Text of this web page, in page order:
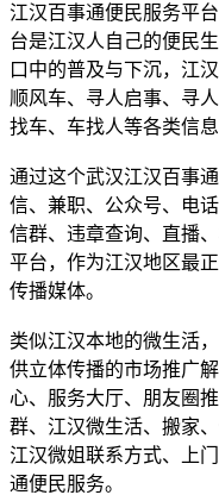
江汉百事通便民服务平
台是江汉人自己的便民
口中的普及与下沉，江
顺风车、寻人启事、寻
找车、车找人等各类信息
通过这个武汉江汉百事
信、兼职、公众号、电
信群、违章查询、直播
平台，作为江汉地区最
传播媒体。
类似江汉本地的微生活
供立体传播的市场推广
心、服务大厅、朋友圈
群、江汉微生活、搬家
江汉微姐联系方式、上
通便民服务。